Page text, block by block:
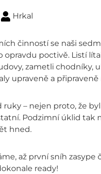
Hrkal
činností se naši
opravdu poctivě. Listí
zametli chodníky,
upraveně a
ruky – nejen proto, že
Podzimní úklid tak
hned.
až první sníh
ready!